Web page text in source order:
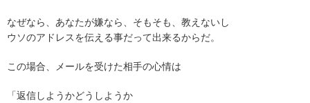
なぜなら、あなたが嫌なら、そもそも、教えないし
ウソのアドレスを伝える事だって出来るからだ。
この場合、メールを受けた相手の心情は
「返信しようかどうしようか